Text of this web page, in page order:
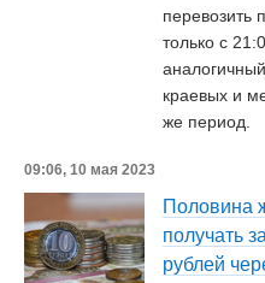
перевозить
только с
краевых и
же период.
09:06, 10 мая 2023
Половина
получать
рублей